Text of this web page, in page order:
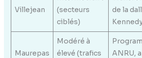
Villejean
(secteurs
ciblés)
de la
Maurepas
Modéré à
élevé (trafics
ANRU,